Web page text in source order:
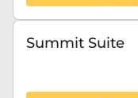
Summit Suite